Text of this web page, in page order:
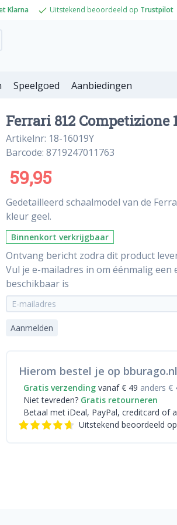
Klarna Uitstekend beoordeeld op Trustpilot
Speelgoed Aanbiedingen
Ferrari 812 Competizione
Artikelnr: 18-16019Y
Barcode: 8719247011763
59,95
Gedetailleerd schaalmodel van de
kleur geel.
Binnenkort verkrijgbaar
Ontvang bericht zodra dit product
Vul je e-mailadres in om éénmalig
beschikbaar is
Aanmelden
Hierom bestel je op bburago.nl
Gratis verzending vanaf € 49 anders €
Niet tevreden? Gratis retourneren
Betaal met iDeal, PayPal, creditcard of
Uitstekend beoordeeld op